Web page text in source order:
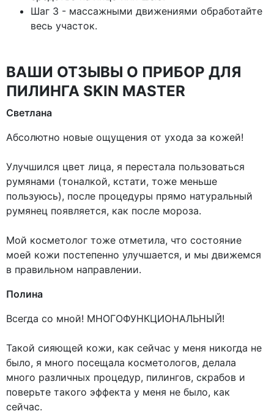
Шаг 3 - массажными движениями обработайте
весь участок.
ВАШИ ОТЗЫВЫ О ПРИБОР ДЛЯ
ПИЛИНГА SKIN MASTER
Светлана
Абсолютно новые ощущения от ухода за кожей!
Улучшился цвет лица, я перестала пользоваться
румянами (тоналкой, кстати, тоже меньше
пользуюсь), после процедуры прямо натуральный
румянец появляется, как после мороза.
Мой косметолог тоже отметила, что состояние
моей кожи постепенно улучшается, и мы движемся
в правильном направлении.
Полина
Всегда со мной! МНОГОФУНКЦИОНАЛЬНЫЙ!
Такой сияющей кожи, как сейчас у меня никогда не
было, я много посещала косметологов, делала
много различных процедур, пилингов, скрабов и
поверьте такого эффекта у меня не было, как
сейчас.